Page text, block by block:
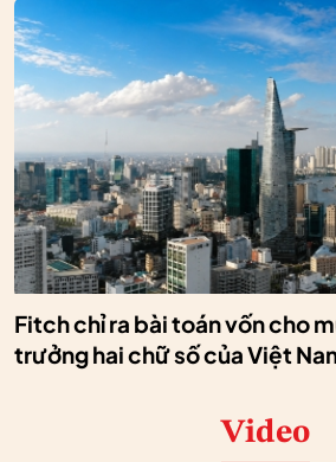
Fitch chỉ ra bài toán vốn cho
trưởng hai chữ số của Việt
Video